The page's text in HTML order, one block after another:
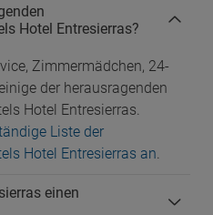
Hotel Entresierras?
Zimmermädchen, 24-
der herausragenden
Hotel Entresierras.
Liste der
Hotel Entresierras an.
einen